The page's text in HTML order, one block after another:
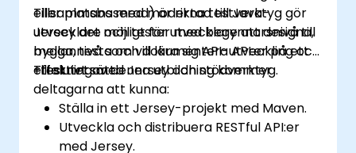
Tillsammans med moderna testverktyg gör
Jersey det möjligt för utvecklare att designa,
bygga, testa och dokumentera API:er på ett
effektivt sätt.
eller platsbaserad) är riktad till Java-
utvecklare och tester med begynnarsnivå till
mellannivå som vill lära sig API-utveckling och
-testning med Jersey och stödverktyg.
Till slutet av denna utbildning kommer
deltagarna att kunna:
Ställa in ett Jersey-projekt med Maven.
Utveckla och distribuera RESTful API:er
med Jersey.